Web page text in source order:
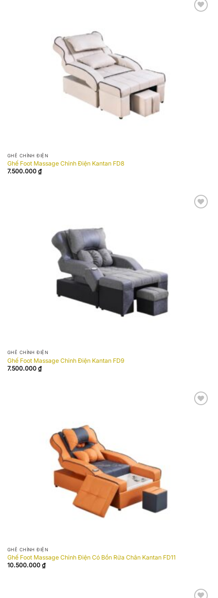
GHẾ CHỈNH ĐIỆN
Ghế Foot Massage Chỉnh Điện Kantan FD8
7.500.000 ₫
GHẾ CHỈNH ĐIỆN
Ghế Foot Massage Chỉnh Điện Kantan FD9
7.500.000 ₫
GHẾ CHỈNH ĐIỆN
Ghế Foot Massage Chỉnh Điện Có Bồn Rửa Chân Kantan FD11
10.500.000 ₫